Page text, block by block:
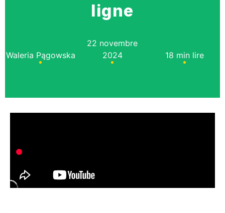
ligne
Waleria Pągowska
22 novembre
2024
18 min lire